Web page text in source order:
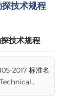
技术规程
技术规程
2017 标准名